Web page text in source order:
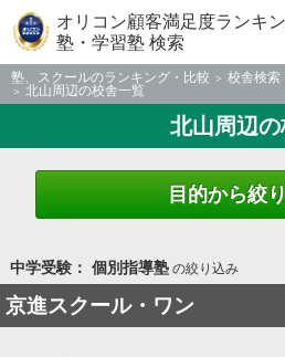
オリコン顧客満足度ランキ
塾・学習塾 検索
塾、スクールのランキング・比較 校舎検索
北山周辺の校舎一覧
北山周辺
目的から絞
中学受験： 個別指導塾の絞り込み
京進スクール・ワン